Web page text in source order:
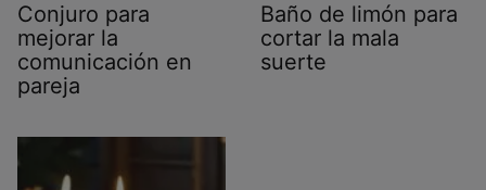
Conjuro para
mejorar la
comunicación en
pareja
Baño de limón para
cortar la mala
suerte